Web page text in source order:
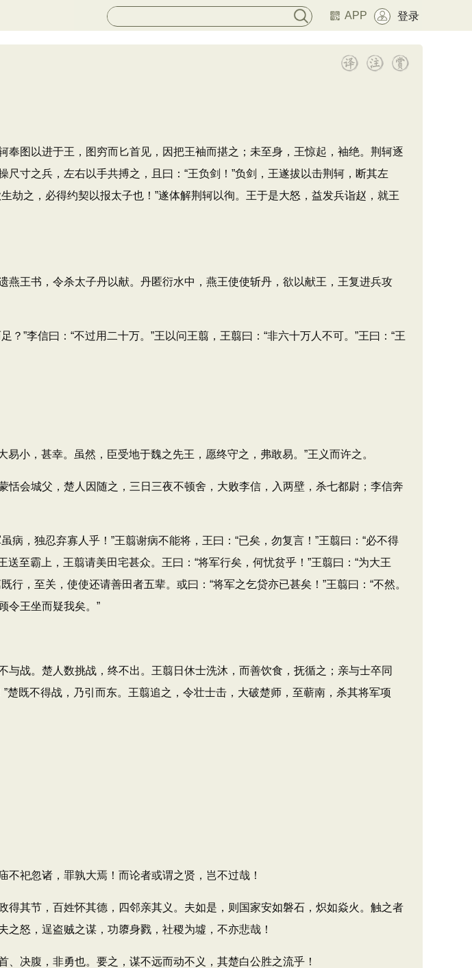
APP 登录
图以进于王，图穷而匕首见，因把王袖而揕之；未至身，王惊起，袖绝。荆轲逐
寸之兵，左右以手共搏之，且曰：“王负剑！”负剑，王遂拔以击荆轲，断其左
劫之，必得约契以报太子也！”遂体解荆轲以徇。王于是大怒，益发兵诣赵，就王
王书，令杀太子丹以献。丹匿衍水中，燕王使使斩丹，欲以献王，王复进兵攻
李信曰：“不过用二十万。”王以问王翦，王翦曰：“非六十万人不可。”王曰：“王
小，甚幸。虽然，臣受地于魏之先王，愿终守之，弗敢易。”王义而许之。
会城父，楚人因随之，三日三夜不顿舍，大败李信，入两壁，杀七都尉；李信奔
独忍弃寡人乎！”王翦谢病不能将，王曰：“已矣，勿复言！”王翦曰：“必不得
至霸上，王翦请美田宅甚众。王曰：“将军行矣，何忧贫乎！”王翦曰：“为大王
，至关，使使还请善田者五辈。或曰：“将军之乞贷亦已甚矣！”王翦曰：“不然。
令王坐而疑我矣。”
。楚人数挑战，终不出。王翦日休士洗沐，而善饮食，抚循之；亲与士卒同
楚既不得战，乃引而东。王翦追之，令壮士击，大破楚师，至蕲南，杀其将军项
祀忽诸，罪孰大焉！而论者或谓之贤，岂不过哉！
其节，百姓怀其德，四邻亲其义。夫如是，则国家安如磐石，炽如焱火。触之者
怒，逞盗贼之谋，功隳身戮，社稷为墟，不亦悲哉！
决腹，非勇也。要之，谋不远而动不义，其楚白公胜之流乎！